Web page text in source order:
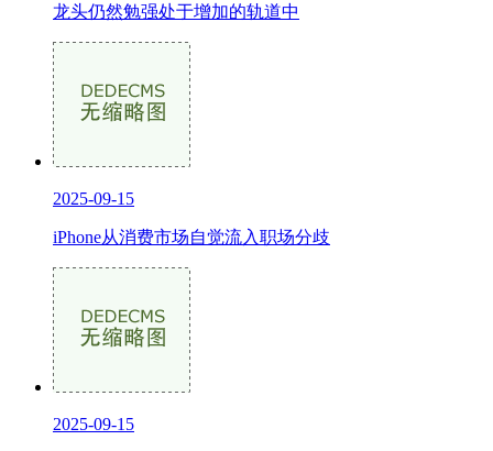
龙头仍然勉强处于增加的轨道中
2025-09-15
iPhone从消费市场自觉流入职场分歧
2025-09-15